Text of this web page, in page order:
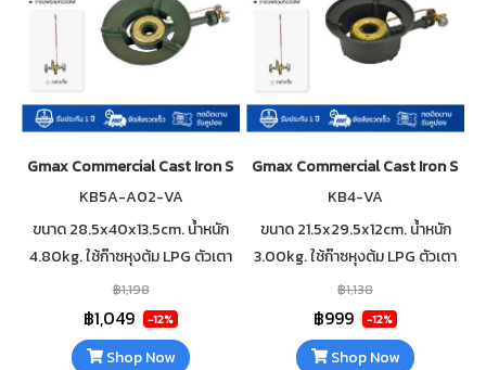
Gmax Commercial Cast Iron Stove KB5-VS 11" High Pressure
KB5A-A02-VA
ขนาด 28.5x40x13.5cm. น้ำหนัก
4.80kg. ใช้ก๊าซหุงต้ม LPG ตัวเตา
ทำจากเหล็กหล่อ ใช้กับหัวปรับแก๊ส
แรงดันสูง ตัววาล์วมีท่อล่อไฟ
ผลิตในประเทศไทย
฿1,198
฿1,049 -12%
Shop Now
Gmax Commercial Cast Iron
KB4-VA
ขนาด 21.5x29.5x12cm. น้ำหนัก
3.00kg. ใช้ก๊าซหุงต้ม LPG ตัวเตา
ทำจากเหล็กหล่อ ใช้กับหัวปรับแก๊ส
แรงดันสูง ตัววาล์วมีท่อล่อไฟ
ผลิตในประเทศไทย
฿1,138
฿999 -12%
Shop Now